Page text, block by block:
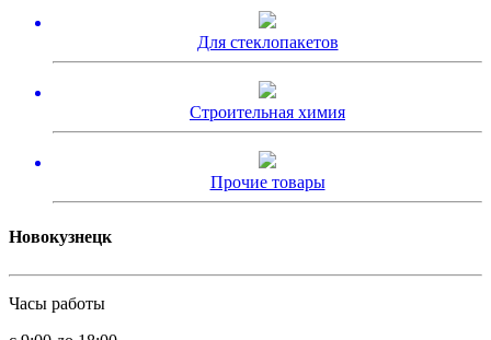
Для стеклопакетов
Строительная химия
Прочие товары
Новокузнецк
Часы работы